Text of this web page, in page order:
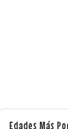
Edades Más